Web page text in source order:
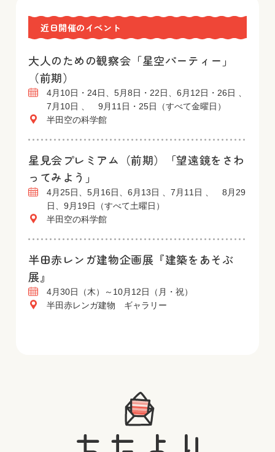
近日開催のイベント
大人のための観察会「星空パーティー」
（前期）
4月10日・24日、5月8日・22日、6月12日・26日 、
7月10日 、 9月11日・25日（すべて金曜日）
半田空の科学館
星見会プレミアム（前期）「望遠鏡をさわ
ってみよう」
4月25日、5月16日、6月13日 、7月11日 、 8月29
日、9月19日（すべて土曜日）
半田空の科学館
半田赤レンガ建物企画展『建築をあそぶ
展』
4月30日（木）～10月12日（月・祝）
半田赤レンガ建物 ギャラリー